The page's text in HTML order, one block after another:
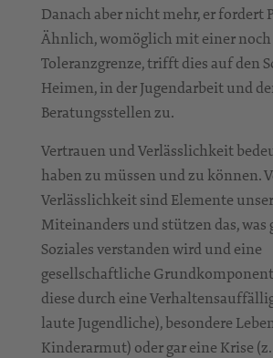
Danach aber nicht mehr, er fordert
Ähnlich, womöglich mit einer noch
Toleranzgrenze, trifft dies auf den
Heimen, in der Jugendarbeit und
Beratungsstellen zu.
Vertrauen und Verlässlichkeit
haben zu müssen und zu können.
Verlässlichkeit sind Elemente
Miteinanders und stützen das, was
Soziales verstanden wird und eine
gesellschaftliche
diese durch eine
laute Jugendliche), besondere
Kinderarmut) oder gar eine Krise (z.